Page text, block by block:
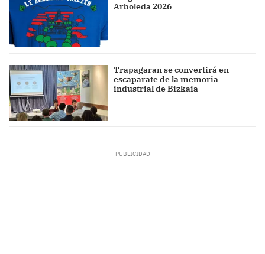
Arboleda 2026
Trapagaran se convertirá en
escaparate de la memoria
industrial de Bizkaia